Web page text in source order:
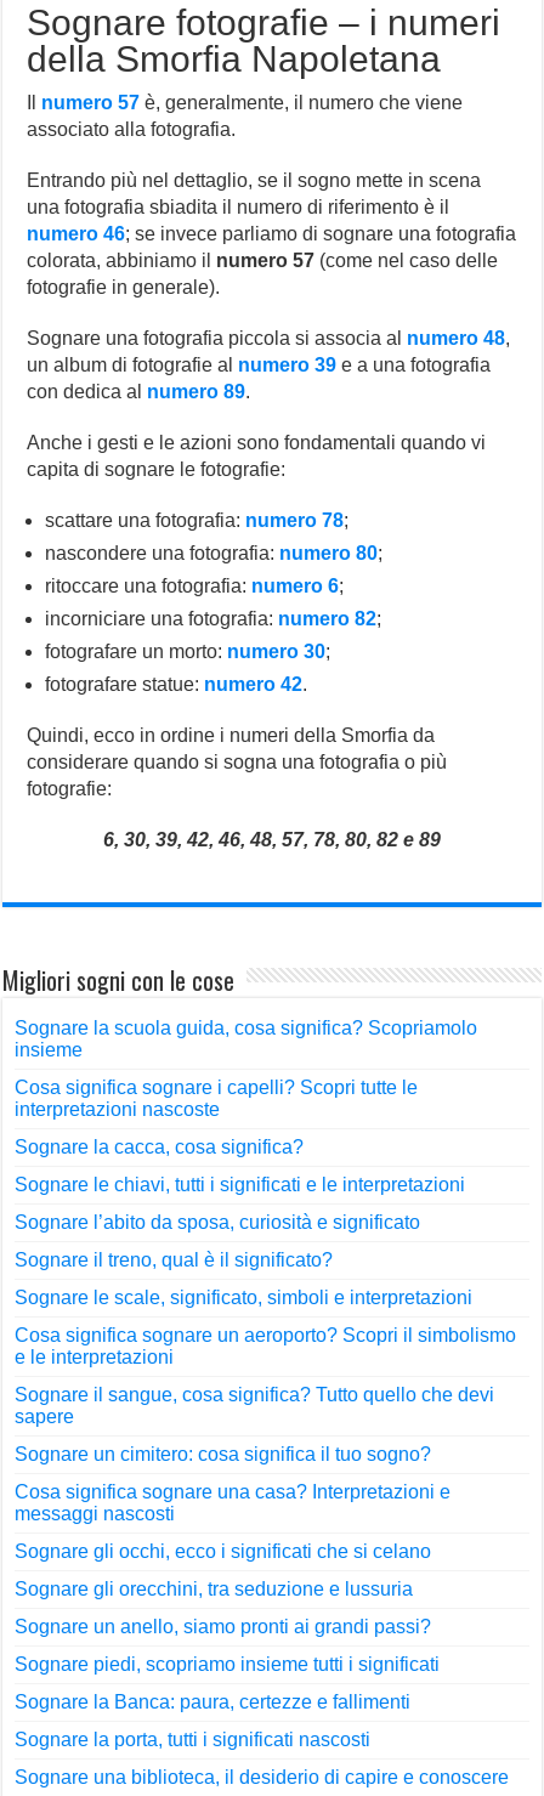
Sognare fotografie – i numeri
della Smorfia Napoletana
numero 57 è, generalmente, il numero che viene
associato alla fotografia.
Entrando più nel dettaglio, se il sogno mette in scena
una fotografia sbiadita il numero di riferimento è il
numero 46; se invece parliamo di sognare una fotografia
colorata, abbiniamo il numero 57 (come nel caso delle
fotografie in generale).
Sognare una fotografia piccola si associa al numero 48,
un album di fotografie al numero 39 e a una fotografia
con dedica al numero 89.
Anche i gesti e le azioni sono fondamentali quando vi
capita di sognare le fotografie:
scattare una fotografia: numero 78;
nascondere una fotografia: numero 80;
ritoccare una fotografia: numero 6;
incorniciare una fotografia: numero 82;
fotografare un morto: numero 30;
fotografare statue: numero 42.
Quindi, ecco in ordine i numeri della Smorfia da
considerare quando si sogna una fotografia o più
fotografie:
6, 30, 39, 42, 46, 48, 57, 78, 80, 82 e 89
Migliori sogni con le cose
Sognare la scuola guida, cosa significa? Scopriamolo
insieme
Cosa significa sognare i capelli? Scopri tutte le
interpretazioni nascoste
Sognare la cacca, cosa significa?
Sognare le chiavi, tutti i significati e le interpretazioni
Sognare l’abito da sposa, curiosità e significato
Sognare il treno, qual è il significato?
Sognare le scale, significato, simboli e interpretazioni
Cosa significa sognare un aeroporto? Scopri il simbolismo
e le interpretazioni
Sognare il sangue, cosa significa? Tutto quello che devi
sapere
Sognare un cimitero: cosa significa il tuo sogno?
Cosa significa sognare una casa? Interpretazioni e
messaggi nascosti
Sognare gli occhi, ecco i significati che si celano
Sognare gli orecchini, tra seduzione e lussuria
Sognare un anello, siamo pronti ai grandi passi?
Sognare piedi, scopriamo insieme tutti i significati
Sognare la Banca: paura, certezze e fallimenti
Sognare la porta, tutti i significati nascosti
Sognare una biblioteca, il desiderio di capire e conoscere